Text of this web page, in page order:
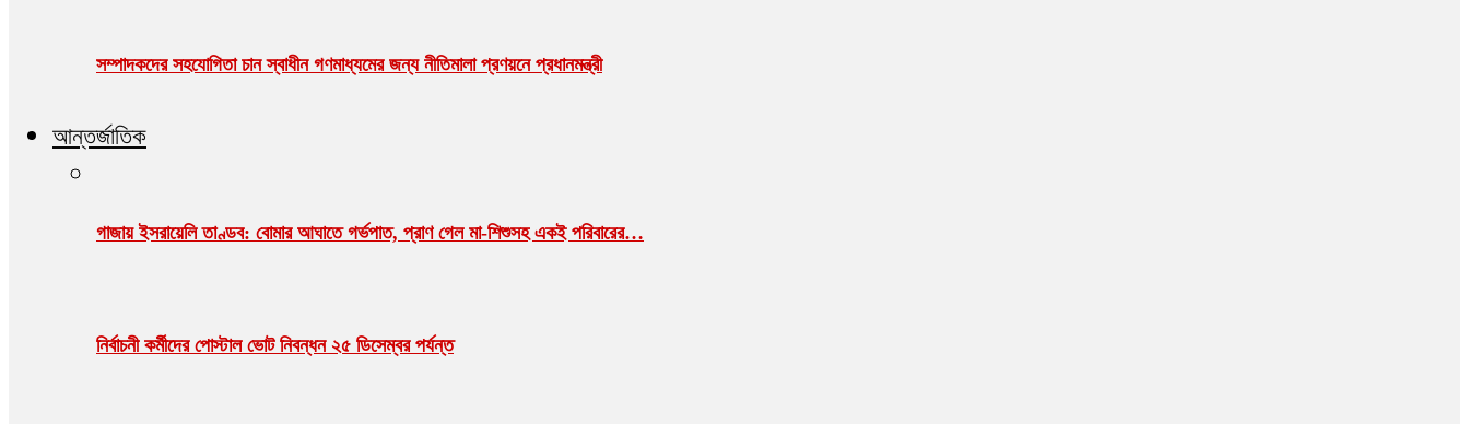
সম্পাদকদের সহযোগিতা চান স্বাধীন গণমাধ্যমের জন্য নীতিমালা প্রণয়নে প্রধানমন্ত্রী
আন্তর্জাতিক
গাজায় ইসরায়েলি তাণ্ডব: বোমার আঘাতে গর্ভপাত, প্রাণ গেল মা-শিশুসহ একই পরিবারের…
নির্বাচনী কর্মীদের পোস্টাল ভোট নিবন্ধন ২৫ ডিসেম্বর পর্যন্ত